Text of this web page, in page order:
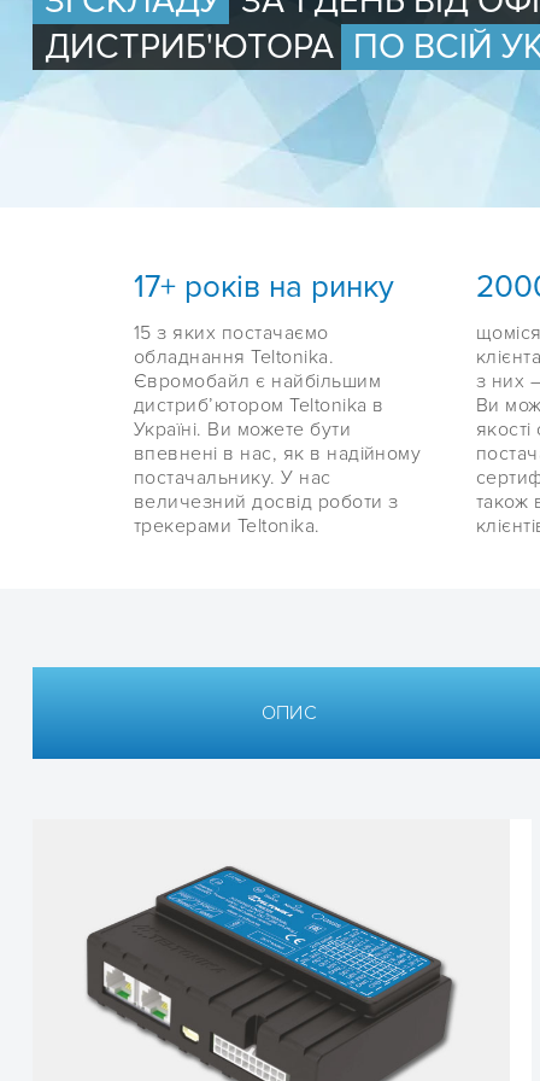
ДИСТРИБ'ЮТОРА ПО ВСІЙ
17+ років на ринку
15 з яких постачаємо
обладнання Teltonika.
Євромобайл є найбільшим
дистрибʼютором Teltonika в
Україні. Ви можете бути
впевнені в нас, як в надійному
постачальнику. У нас
величезний досвід роботи з
трекерами Teltonika.
з них
Ви
також
ОПИС
3G GPS-
Частотный диапазон,
UMTS/HSPA+
800/850, 900, 1700,
900/2100 МГц (EMEA/
GSM/GPRS/EDGE
850, 900, 1800, 1900
900, 1800 (EMEA/APAC